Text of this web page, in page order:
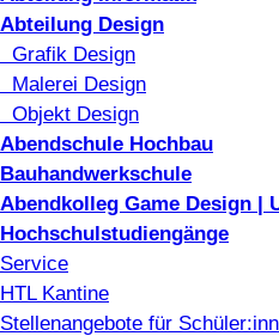
Abteilung Design
Grafik Design
Malerei Design
Objekt Design
Abendschule Hochbau
Bauhandwerkschule
Abendkolleg Game Design |
Hochschulstudiengänge
Service
HTL Kantine
Stellenangebote für